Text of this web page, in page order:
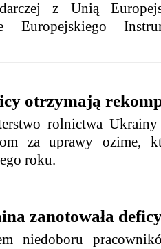
z Unią
Europejskiego
otrzymają
rolnictwa Ukrainy
za uprawy ozime,
roku.
zanotowała
niedoboru